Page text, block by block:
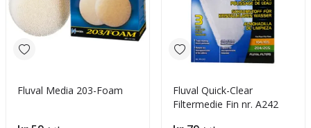
Fluval Media 203-Foam
Fluval Quick-Clear
Filtermedie Fin nr. A242